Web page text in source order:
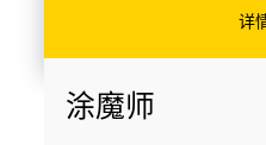
详
涂魔师